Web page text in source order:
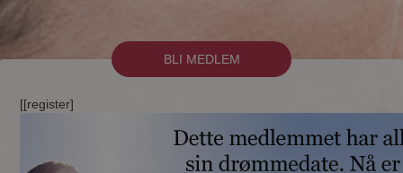
BLI MEDLEM
[[register]